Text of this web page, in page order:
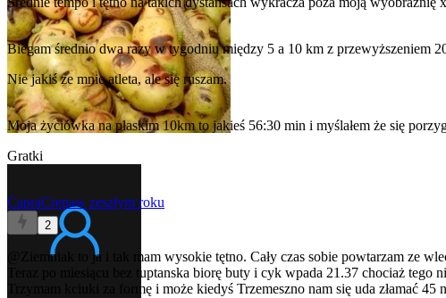
Biegam średnio dwa razy w tygodniu między 5 a 10 km z przewyższeniem
Nie jakiś ze mnie atleta, ale się ruszam.
Moja życiówka na płaskim 10km to jakieś 56:30 min i myślałem że się
Gratki
CapraCrepaw zeszłym roku
2
@Ziemniak to ja i tak mam wysokie tętno. Cały czas sobie powtarzam ze
Teraz po miesiącu bez tuptanska biorę buty i cyk wpada 21.37 chociaż
Trzymam kciuki za formę i może kiedyś Trzemeszno nam się uda złamać